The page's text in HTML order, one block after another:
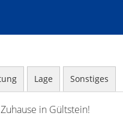
Lage Sonstiges
in Gültstein!